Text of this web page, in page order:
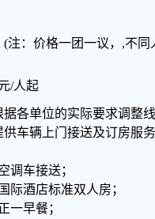
注：价格一团一议，,不
/人起
据各单位的实际要求调整
车辆上门接送及订房服
调车接送；
际酒店标准双人房；
一早餐；